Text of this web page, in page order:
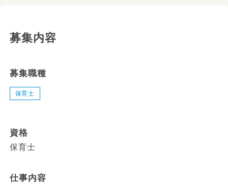
募集内容
募集職種
保育士
資格
保育士
仕事内容